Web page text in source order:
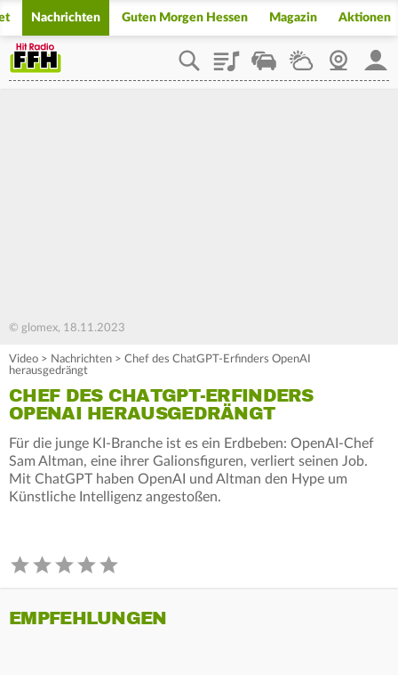
Nachrichten Guten Morgen Hessen Magazin Aktionen
PlaylistStaupilotWetterWebcam
© glomex, 18.11.2023
Video > Nachrichten > Chef des ChatGPT-Erfinders OpenAI
herausgedrängt
CHEF DES CHATGPT-ERFINDERS
OPENAI HERAUSGEDRÄNGT
Für die junge KI-Branche ist es ein Erdbeben: OpenAI-Chef
Sam Altman, eine ihrer Galionsfiguren, verliert seinen Job.
Mit ChatGPT haben OpenAI und Altman den Hype um
Künstliche Intelligenz angestoßen.
EMPFEHLUNGEN